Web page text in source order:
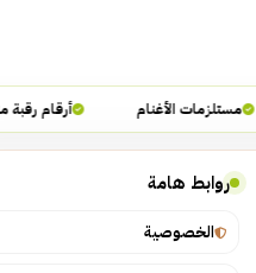
مستلزمات الأغنام أرقام رقبة
روابط هامة
الخصوصية